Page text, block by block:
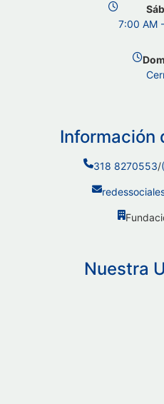
7:00 AM
Información
318 8270553/
Nuestra